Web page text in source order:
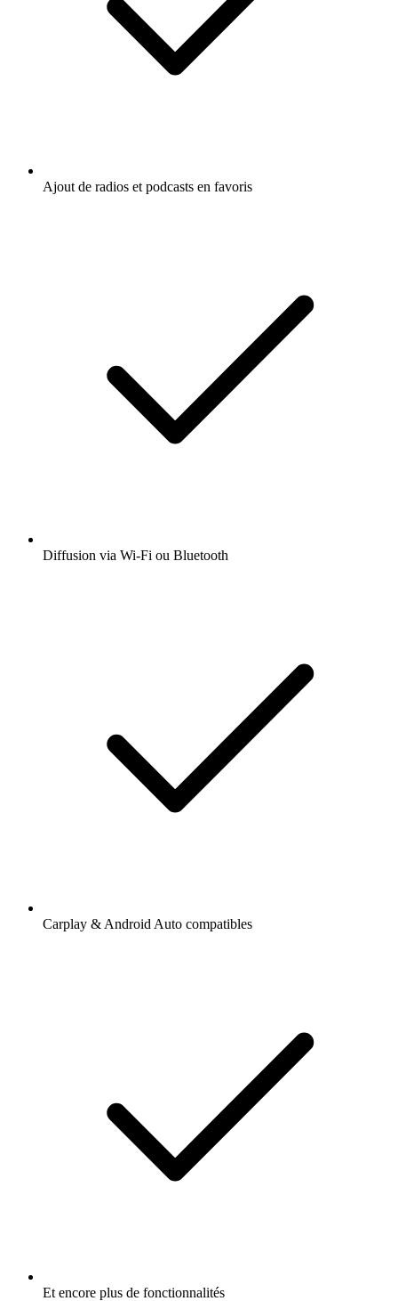
Ajout de radios et podcasts en favoris
Diffusion via Wi-Fi ou Bluetooth
Carplay & Android Auto compatibles
Et encore plus de fonctionnalités